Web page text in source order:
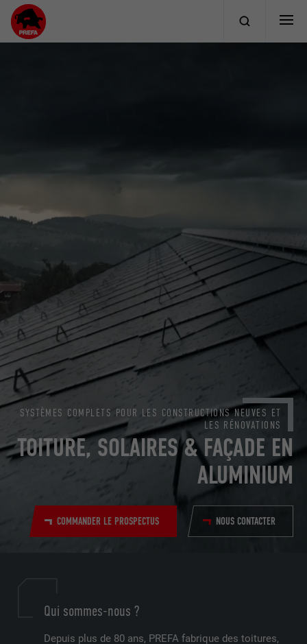
TOITURE, SOLAIRES & FAÇADE EN
ALUMINIUM
SYSTÈMES COMPLETS POUR LES CONSTRUCTIONS NEUVES ET
LES RÉNOVATIONS
COMMANDER LE PROSPECTUS NOUS CONTACTER
Qui sommes-nous ?
Depuis plus de 80 ans, PREFA fabrique des toitures,